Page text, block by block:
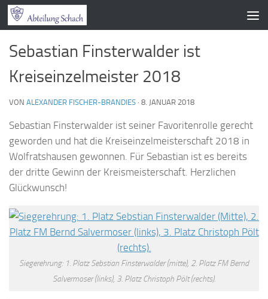
Zum Inhalt springen
Sebastian Finsterwalder ist
Kreiseinzelmeister 2018
VON ALEXANDER FISCHER-BRANDIES · 8. JANUAR 2018
Sebastian Finsterwalder ist seiner Favoritenrolle gerecht
geworden und hat die Kreiseinzelmeisterschaft 2018 in
Wolfratshausen gewonnen. Für Sebastian ist es bereits
der dritte Gewinn der Kreismeisterschaft. Herzlichen
Glückwunsch!
Siegerehrung: 1. Platz Sebstian Finsterwalder (mitte), 2. Platz FM Bernd
Salvermoser (links), 3. Platz Christoph Pölt (rechts).